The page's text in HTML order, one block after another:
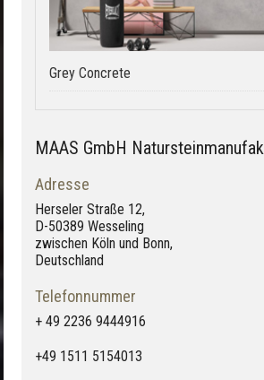
Grey Concrete
MAAS GmbH
Adresse
Herseler Straße 12,
D-50389 Wesseling
zwischen Köln und Bonn,
Deutschland
Telefonnummer
+ 49 2236 9444916
+49 1511 5154013